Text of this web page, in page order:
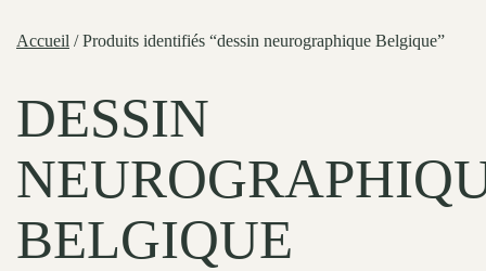
Accueil / Produits identifiés “dessin neurographique Belgique”
DESSIN
BELGIQUE